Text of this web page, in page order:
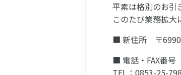
平素は格別のお引
このたび業務拡大
■ 新住所 〒
■ 電話・FAX番号
TEL：0853-25-